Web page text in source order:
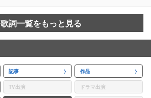
歌詞一覧をもっと見る
記事 作品
TV出演 ドラマ出演